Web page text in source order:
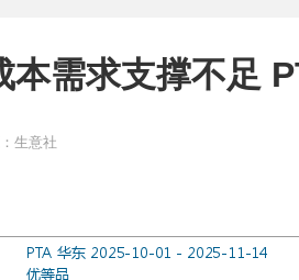
本需求支撑不足
生意社